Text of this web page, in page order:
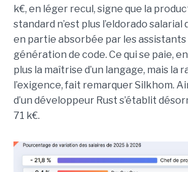
k€, en léger recul, signe que la
standard n’est plus l’eldorado salarial
en partie absorbée par les assistants
génération de code. Ce qui se paie, en
plus la maîtrise d’un langage, mais la
l’exigence, fait remarquer Silkhom.
d’un développeur Rust s’établit
71 k€.